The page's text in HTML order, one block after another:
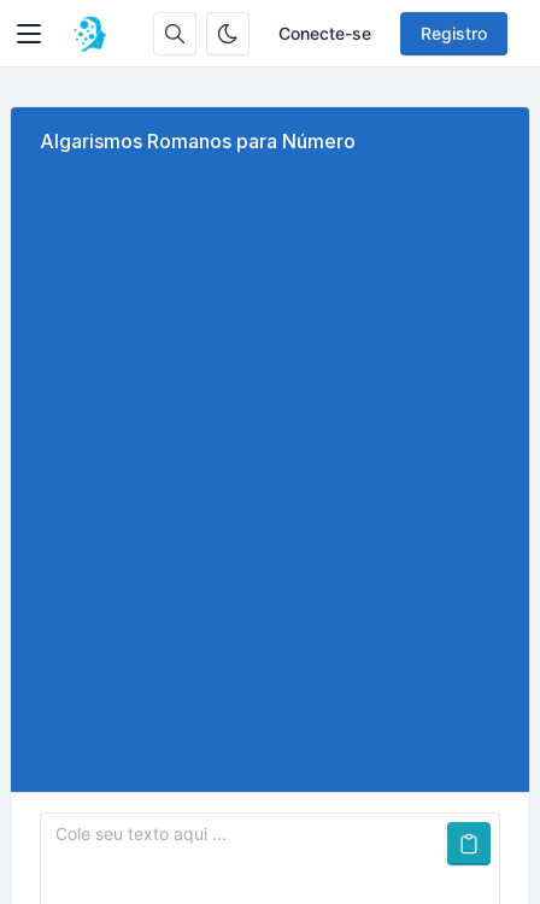
Conecte-se Registro
Algarismos Romanos para Número